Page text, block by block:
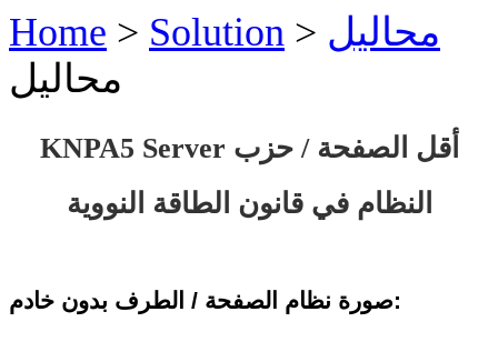
Home > Solution > محاليل
محاليل
KNPA5 Server أقل الصفحة / حزب
النظام في قانون الطاقة النووية
صورة نظام الصفحة / الطرف بدون خادم: